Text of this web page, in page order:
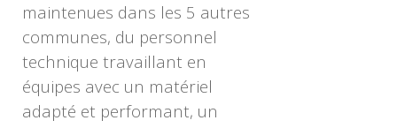
maintenues dans les 5 autres
communes, du personnel
technique travaillant en
équipes avec un matériel
adapté et performant, un